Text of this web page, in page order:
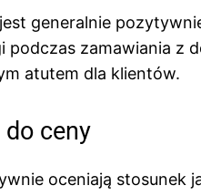
jest generalnie
podczas zamawiania
atutem dla klientów.
ceny
oceniają stosunek